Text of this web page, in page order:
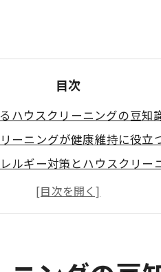
目次
ハウスクリーニングの豆知
ーニングが健康維持に役立
ルギー対策とハウスクリー
れを防ぐハウスクリーニング
選ぶハウスクリーニングの
時期と費用のポイント解説